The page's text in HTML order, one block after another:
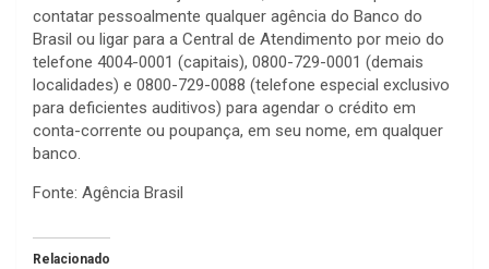
contatar pessoalmente qualquer agência do Banco do
Brasil ou ligar para a Central de Atendimento por meio do
telefone 4004-0001 (capitais), 0800-729-0001 (demais
localidades) e 0800-729-0088 (telefone especial exclusivo
para deficientes auditivos) para agendar o crédito em
conta-corrente ou poupança, em seu nome, em qualquer
banco.
Fonte: Agência Brasil
Relacionado